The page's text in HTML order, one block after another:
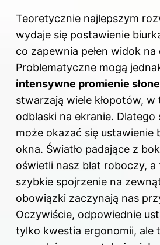
Teoretycznie najlepszym
wydaje się postawienie
co zapewnia pełen widok
Problematyczne mogą
intensywne promienie
stwarzają wiele kłopotów, w
odblaski na ekranie. Dlatego
może okazać się ustawienie
okna. Światło padające z
oświetli nasz blat roboczy,
szybkie spojrzenie na
obowiązki zaczynają nas
Oczywiście, odpowiednie
tylko kwestia ergonomii, ale